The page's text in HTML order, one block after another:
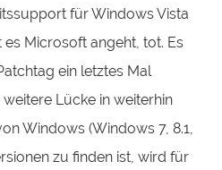
für Windows Vista
es Microsoft angeht, tot. Es
ein letztes Mal
Lücke in weiterhin
Windows (Windows 7, 8.1,
zu finden ist, wird für